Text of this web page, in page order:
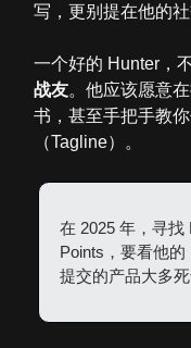
写，更别提在他的
一个好的 Hunter，
战友。他应该愿意
书，甚至手把手教
（Tagline）。
在 2025 年，寻找
Points，要看他
提交的产品大多